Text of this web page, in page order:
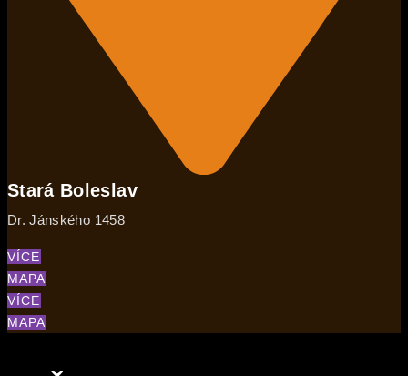
Stará Boleslav
Dr. Jánského 1458
VÍCE
MAPA
VÍCE
MAPA